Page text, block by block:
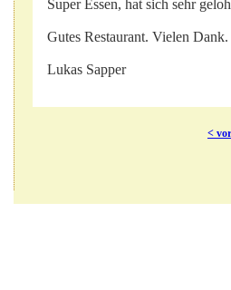
Super Essen, hat sich sehr
Gutes Restaurant. Vielen Dank.
Lukas Sapper
<